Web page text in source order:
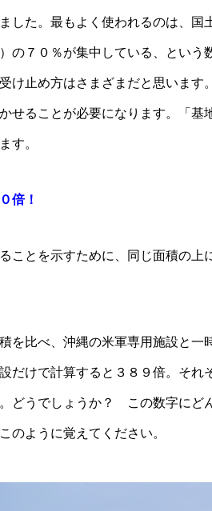
した。最もよく使われるのは、
の７０％が集中している、という
け止め方はさまざまだと思いま
せることが必要になります。「基
す。
倍！
ことを示すために、同じ面積の
を比べ、沖縄の米軍専用施設と
だけで計算すると３８９倍。そ
どうでしょうか？ この数字にど
のように覚えてください。